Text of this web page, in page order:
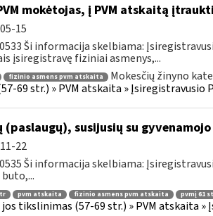
mokėtojas, į PVM atskaitą
15
Ši informacija skelbiama:
įsiregistravę fiziniai asmenys,...
fizinio asmens pvm atskaita Mokesčių žinyno
69 str.) » PVM atskaita » Įsiregistravusio
susijusių su
22
Ši informacija skelbiama:
buto,...
pvm atskaita fizinio asmens pvm atskaita pvmį 61
tikslinimas (57-69 str.) » PVM atskaita